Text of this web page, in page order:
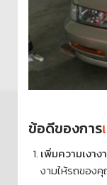
ข้อดีของการ
เพิ่มความเงาง
งามให้รถของ